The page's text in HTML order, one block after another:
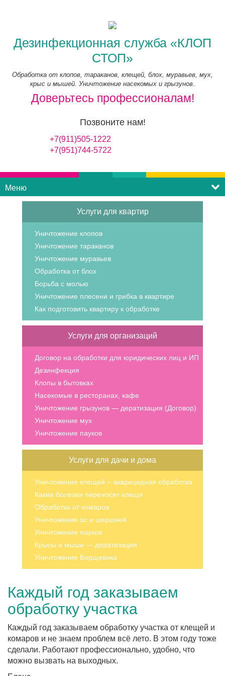
Дезинфекционная служба «КЛОП
СТОП»
Обработка от клопов, тараканов, клещей, блох, муравьев, мух,
крыс и мышей. Уничтожение насекомых и грызунов.
Доверьтесь профессионалам!
Позвоните нам!
+7(911)505-1222
+7(951)744-5722
Меню
Услуги для квартир
Уничтожение клопов
Уничтожение тараканов
Уничтожение муравьев
Обработка от блох
Борьба с молью
Уничтожение плесени и грибка в квартире
Как подготовить квартиру к обработке
Услуги для организаций
Договор на обработки для юридических лиц и ИП
Дезинфекция
Клопы в бытовках
Насекомые в ресторанах, кафе
Уничтожение грызунов — дератизация (Договор)
Уничтожение мух
Уничтожение пауков
Услуги для дачи и дома
Уничтожение клещей – акарицидная обработка
Какие болезни переносят клещи
Обработка от комаров
Уничтожение ос и шершней
Уничтожение пауков
Крысы и мыши — дератизация
Уничтожение Борщевика
Каждый год заказываем
обработку участка
Каждый год заказываем обработку участка от клещей и
комаров и не знаем проблем всё лето. В этом году тоже
сделали. Работают профессионально, удобно, что
можно вызвать на выходных.